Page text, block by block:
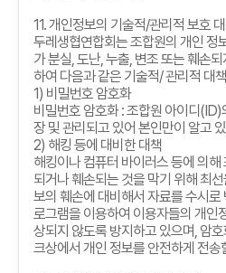
11.개인정보의 기술적/관리적 보호
두레생협연합회는 조합원의 개인 정
가 분실,도난,누출, 변조 또는 훼손
하여 다음과 같은 기술적/관리적 대
1) 비밀번호 암호화
비밀번호 암호화:조합원 아이디 (ID)
장 및 관리되고 있어 본인만이 알고
2) 해킹 등에 대비한 대책
해킹이나 컴퓨터 바이러스 등에 의
되거나 훼손되는 것을 막기 위해 최
보의 훼손에 대비해서 자료를 수시로
로그램을 이용하여 이용자들의 개인
상되지 않도록 방지하고 있으며, 암
크상에서 개인 정보를 안전하게 전